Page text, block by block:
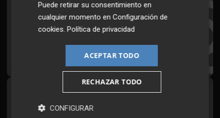
Suscríbete al Boletín
Todos los días a primera hora en tu email
¡Quiero suscribirme!
Síguenos en redes
Plaza Podcast, desde cualquier medio
Puede retirar su consentimiento en
cualquier momento enConfiguración de
cookies.Política de privacidad
ACEPTAR TODO
RECHAZAR TODO
CONFIGURAR